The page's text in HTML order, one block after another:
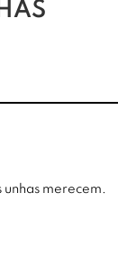
unhas merecem.